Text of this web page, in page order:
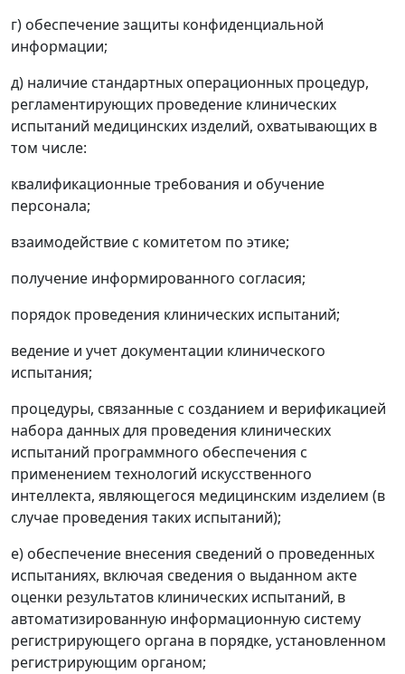
г) обеспечение защиты конфиденциальной
информации;
д) наличие стандартных операционных процедур,
регламентирующих проведение клинических
испытаний медицинских изделий, охватывающих в
том числе:
квалификационные требования и обучение
персонала;
взаимодействие с комитетом по этике;
получение информированного согласия;
порядок проведения клинических испытаний;
ведение и учет документации клинического
испытания;
процедуры, связанные с созданием и верификацией
набора данных для проведения клинических
испытаний программного обеспечения с
применением технологий искусственного
интеллекта, являющегося медицинским изделием (в
случае проведения таких испытаний);
е) обеспечение внесения сведений о проведенных
испытаниях, включая сведения о выданном акте
оценки результатов клинических испытаний, в
автоматизированную информационную систему
регистрирующего органа в порядке, установленном
регистрирующим органом;